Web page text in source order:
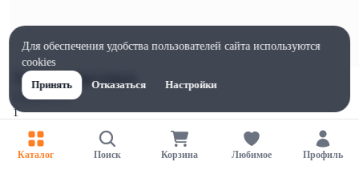
Характеристики
Ширина, мм
1
Высота, мм
1Каталог Поиск Корзина Любимое Профиль
Для обеспечения удобства пользователей сайта используются
cookies
Принять
Отказаться Настройки